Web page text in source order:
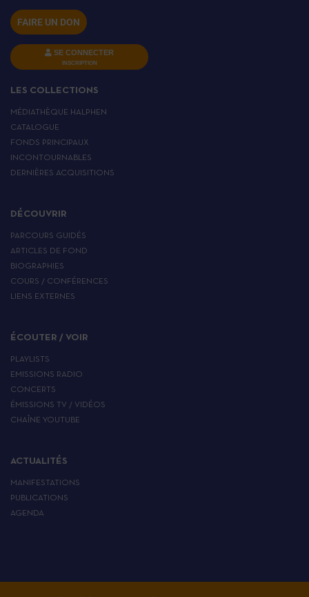
FAIRE UN DON
SE CONNECTER
INSCRIPTION
LES COLLECTIONS
MÉDIATHÈQUE HALPHEN
CATALOGUE
FONDS PRINCIPAUX
INCONTOURNABLES
DERNIÈRES ACQUISITIONS
DÉCOUVRIR
PARCOURS GUIDÉS
ARTICLES DE FOND
BIOGRAPHIES
COURS / CONFÉRENCES
LIENS EXTERNES
ÉCOUTER / VOIR
PLAYLISTS
EMISSIONS RADIO
CONCERTS
ÉMISSIONS TV / VIDÉOS
CHAÎNE YOUTUBE
ACTUALITÉS
MANIFESTATIONS
PUBLICATIONS
AGENDA